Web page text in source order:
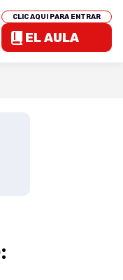
CLIC AQUI PARA ENTRAR
EL AULA